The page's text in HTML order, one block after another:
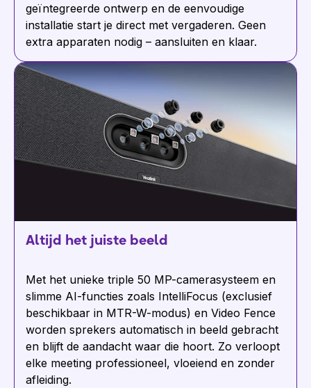
geïntegreerde ontwerp en de eenvoudige
installatie start je direct met vergaderen. Geen
extra apparaten nodig – aansluiten en klaar.
Altijd het juiste beeld
Met het unieke triple 50 MP-camerasysteem en
slimme AI-functies zoals IntelliFocus (exclusief
beschikbaar in MTR-W-modus) en Video Fence
worden sprekers automatisch in beeld gebracht
en blijft de aandacht waar die hoort. Zo verloopt
elke meeting professioneel, vloeiend en zonder
afleiding.